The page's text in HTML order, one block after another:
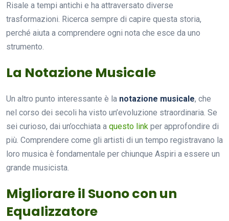
Risale a tempi antichi e ha attraversato diverse
trasformazioni. Ricerca sempre di capire questa storia,
perché aiuta a comprendere ogni nota che esce da uno
strumento.
La Notazione Musicale
Un altro punto interessante è la notazione musicale, che
nel corso dei secoli ha visto un’evoluzione straordinaria. Se
sei curioso, dai un’occhiata a questo link per approfondire di
più. Comprendere come gli artisti di un tempo registravano la
loro musica è fondamentale per chiunque Aspiri a essere un
grande musicista.
Migliorare il Suono con un
Equalizzatore